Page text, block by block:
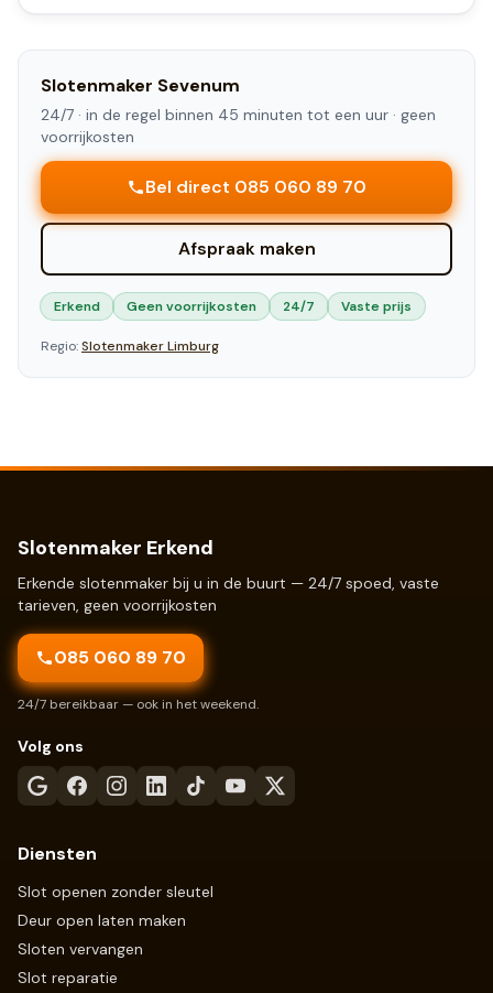
Slotenmaker Sevenum
24/7 · in de regel binnen 45 minuten tot een uur · geen
voorrijkosten
Bel direct 085 060 89 70
Afspraak maken
Erkend Geen voorrijkosten 24/7 Vaste prijs
Regio:SlotenmakerLimburg
Slotenmaker Erkend
Erkende slotenmaker bij u in de buurt — 24/7 spoed, vaste
tarieven, geen voorrijkosten
085 060 89 70
24/7 bereikbaar — ook in het weekend.
Volg ons
Diensten
Slot openen zonder sleutel
Deur open laten maken
Sloten vervangen
Slot reparatie